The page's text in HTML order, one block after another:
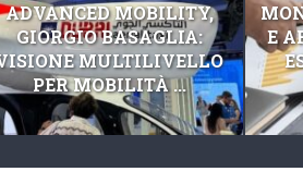
ADVANCED MOBILITY,
GIORGIO BASAGLIA:
MULTILIVELLO
PER MOBILITÀ ...
E